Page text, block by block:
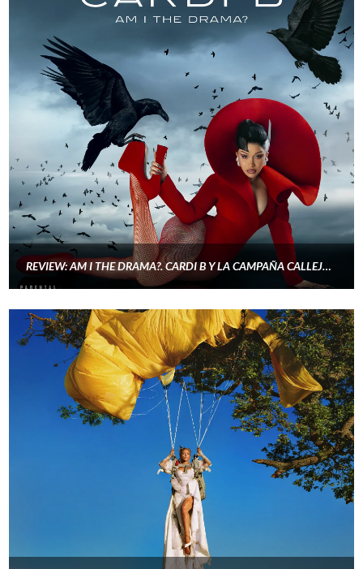
REVIEW: AM I THE DRAMA?. CARDI B Y LA CAMPAÑA CALLEJERA QUE CONVIERTE UN DISCO EN UN FENÓMENO